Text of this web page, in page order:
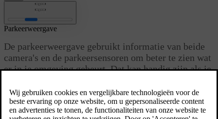
Bijgewerkt 04/04/2025
Parkeerweergave
De parkeerweergave gebruikt informatie van beide
camera's en de parkeersensoren om beter te zien wat
er in je omgeving gebeurt. Dat kan handig zijn als je
parkeren.